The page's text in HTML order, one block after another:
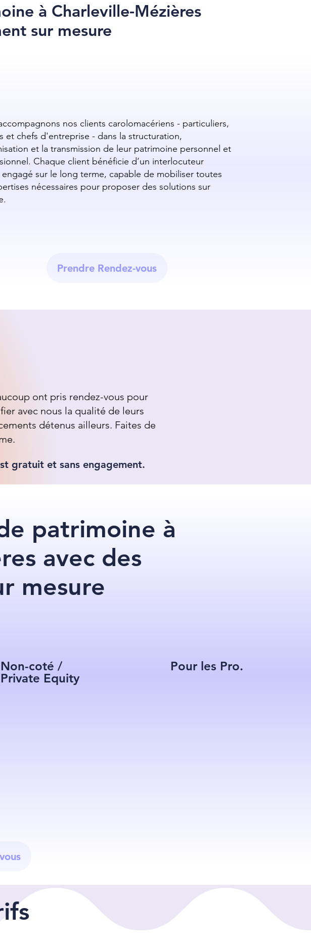
à Charleville-Mézières
sur mesure
nos clients carolomacériens - particuliers,
et chefs d'entreprise - dans la structuration,
et la transmission de leur patrimoine personnel et
Chaque client bénéficie d’un interlocuteur
sur le long terme, capable de mobiliser toutes
nécessaires pour proposer des solutions sur
Prendre Rendez-vous
ont pris rendez-vous pour
avec nous la qualité de leurs
détenus ailleurs. Faites de
gratuit et sans engagement.
patrimoine à
avec des
mesure
Non-coté /
Private Equity
Pour les Pro.